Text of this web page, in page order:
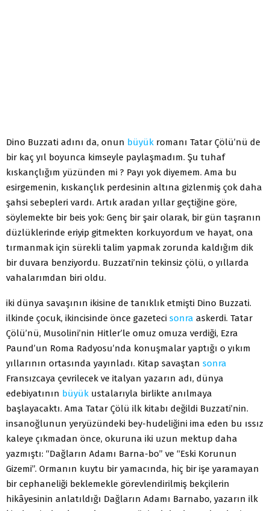
Dino Buzzati adını da, onun büyük romanı Tatar Çölü’nü de
bir kaç yıl boyunca kimseyle paylaşmadım. Şu tuhaf
kıskançlığım yüzünden mi ? Payı yok diyemem. Ama bu
esirgemenin, kıskançlık perdesinin altına gizlenmiş çok daha
şahsi sebepleri vardı. Artık aradan yıllar geçtiğine göre,
söylemekte bir beis yok: Genç bir şair olarak, bir gün taşranın
düzlüklerinde eriyip gitmekten korkuyordum ve hayat, ona
tırmanmak için sürekli talim yapmak zorunda kaldığım dik
bir duvara benziyordu. Buzzati’nin tekinsiz çölü, o yıllarda
vahalarımdan biri oldu.
iki dünya savaşının ikisine de tanıklık etmişti Dino Buzzati.
ilkinde çocuk, ikincisinde önce gazeteci sonra askerdi. Tatar
Çölü’nü, Musolini’nin Hitler’le omuz omuza verdiği, Ezra
Paund’un Roma Radyosu’nda konuşmalar yaptığı o yıkım
yıllarının ortasında yayınladı. Kitap savaştan sonra
Fransızcaya çevrilecek ve italyan yazarın adı, dünya
edebiyatının büyük ustalarıyla birlikte anılmaya
başlayacaktı. Ama Tatar Çölü ilk kitabı değildi Buzzati’nin.
insanoğlunun yeryüzündeki bey-hudeliğini ima eden bu ıssız
kaleye çıkmadan önce, okuruna iki uzun mektup daha
yazmıştı: “Dağların Adamı Barna-bo” ve “Eski Korunun
Gizemi”. Ormanın kuytu bir yamacında, hiç bir işe yaramayan
bir cephaneliği beklemekle görevlendirilmiş bekçilerin
hikâyesinin anlatıldığı Dağların Adamı Barnabo, yazarın ilk